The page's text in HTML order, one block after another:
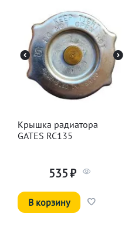
Крышка радиатора
GATES RC135
535₽
В корзину